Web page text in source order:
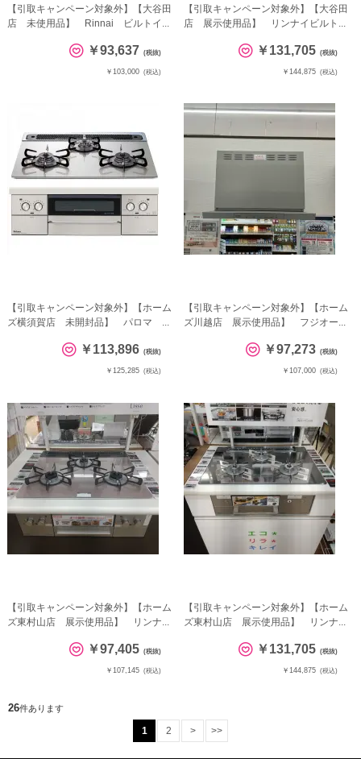
【引取キャンペーン対象外】【大谷田
店 未使用品】 Rinnai ビルトイ...
￥93,637 (税抜)
￥103,000 (税込)
【引取キャンペーン対象外】【大谷田
店 展示使用品】 リンナイビルト...
￥131,705 (税抜)
￥144,875 (税込)
【引取キャンペーン対象外】【ホーム
ズ横須賀店 未開封品】 パロマ ...
￥113,896 (税抜)
￥125,285 (税込)
【引取キャンペーン対象外】【ホーム
ズ川越店 展示使用品】 フジオー...
￥97,273 (税抜)
￥107,000 (税込)
【引取キャンペーン対象外】【ホーム
ズ東村山店 展示使用品】 リンナ...
￥97,405 (税抜)
￥107,145 (税込)
【引取キャンペーン対象外】【ホーム
ズ東村山店 展示使用品】 リンナ...
￥131,705 (税抜)
￥144,875 (税込)
26件あります
1 2 > >>